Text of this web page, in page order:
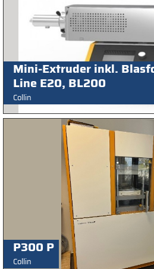
Mini-Extruder inkl.
Line E20, BL200
Collin
P300 P
Collin